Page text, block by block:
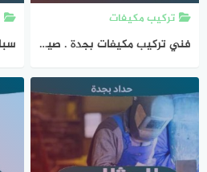
تركيب مكيفات
فني تركيب مكيفات بجدة . صيانة مكيفات سبليت جدة | المثالى للتكييفات